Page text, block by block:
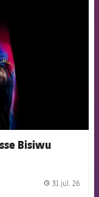
Bisiwu
31 jul. 26